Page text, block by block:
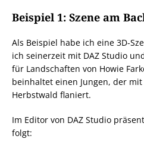
Beispiel 1: Szene am
Als Beispiel habe ich eine 3D-
ich seinerzeit mit DAZ Studio
für Landschaften von Howie
beinhaltet einen Jungen, der
Herbstwald flaniert.
Im Editor von DAZ Studio
folgt: